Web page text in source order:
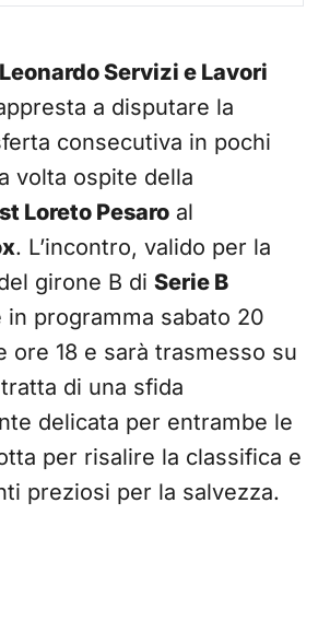
Servizi e Lavori
a disputare la
consecutiva in pochi
volta ospite della
Loreto Pesaro al
. L’incontro, valido per la
girone B di Serie B
in programma sabato 20
ore 18 e sarà trasmesso su
di una sfida
delicata per entrambe le
per risalire la classifica e
preziosi per la salvezza.